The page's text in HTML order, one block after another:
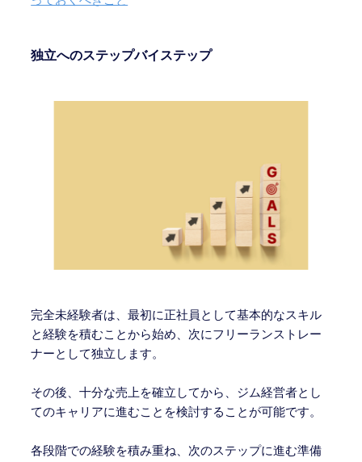
独立へのステップバイステップ
完全未経験者は、最初に正社員として基本的なスキル
と経験を積むことから始め、次にフリーランストレー
ナーとして独立します。
その後、十分な売上を確立してから、ジム経営者とし
てのキャリアに進むことを検討することが可能です。
各段階での経験を積み重ね、次のステップに進む準備